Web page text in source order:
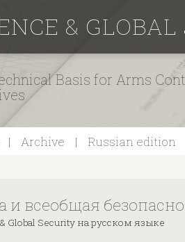
&
Basis for Arms
Archive Russian edition
и всеобщая
Global Security на русском языке